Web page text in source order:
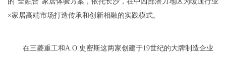
×家居高端市场打造传承和创新相融的实践模式。
在三菱重工和A.O.史密斯这两家创建于19世纪的大牌制造企业